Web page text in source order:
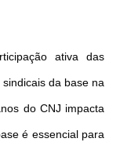
ativa das
da base na
do CNJ impacta
é essencial para